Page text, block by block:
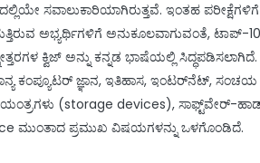
ಸವಾಲುಕಾರಿಯಾಗಿರುತ್ತವೆ. ಇಂತಹ
ಅಭ್ಯರ್ಥಿಗಳಿಗೆ ಅನುಕೂಲವಾಗುವಂತೆ, ಟಾಪ್-
ಕ್ವಿಜ್ ಅನ್ನು ಕನ್ನಡ ಭಾಷೆಯಲ್ಲಿ
ಕಂಪ್ಯೂಟರ್ ಜ್ಞಾನ, ಇತಿಹಾಸ, ಇಂಟರ್‌ನೆಟ್, ಸಂಚಯ
(storage devices), ಸಾಫ್ಟ್‌ವೇರ್-
ಮುಂತಾದ ಪ್ರಮುಖ ವಿಷಯಗಳನ್ನು ಒಳಗೊಂಡಿದೆ.